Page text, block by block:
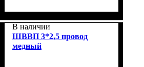
В наличии
ШВВП 3*2,5 провод
медный